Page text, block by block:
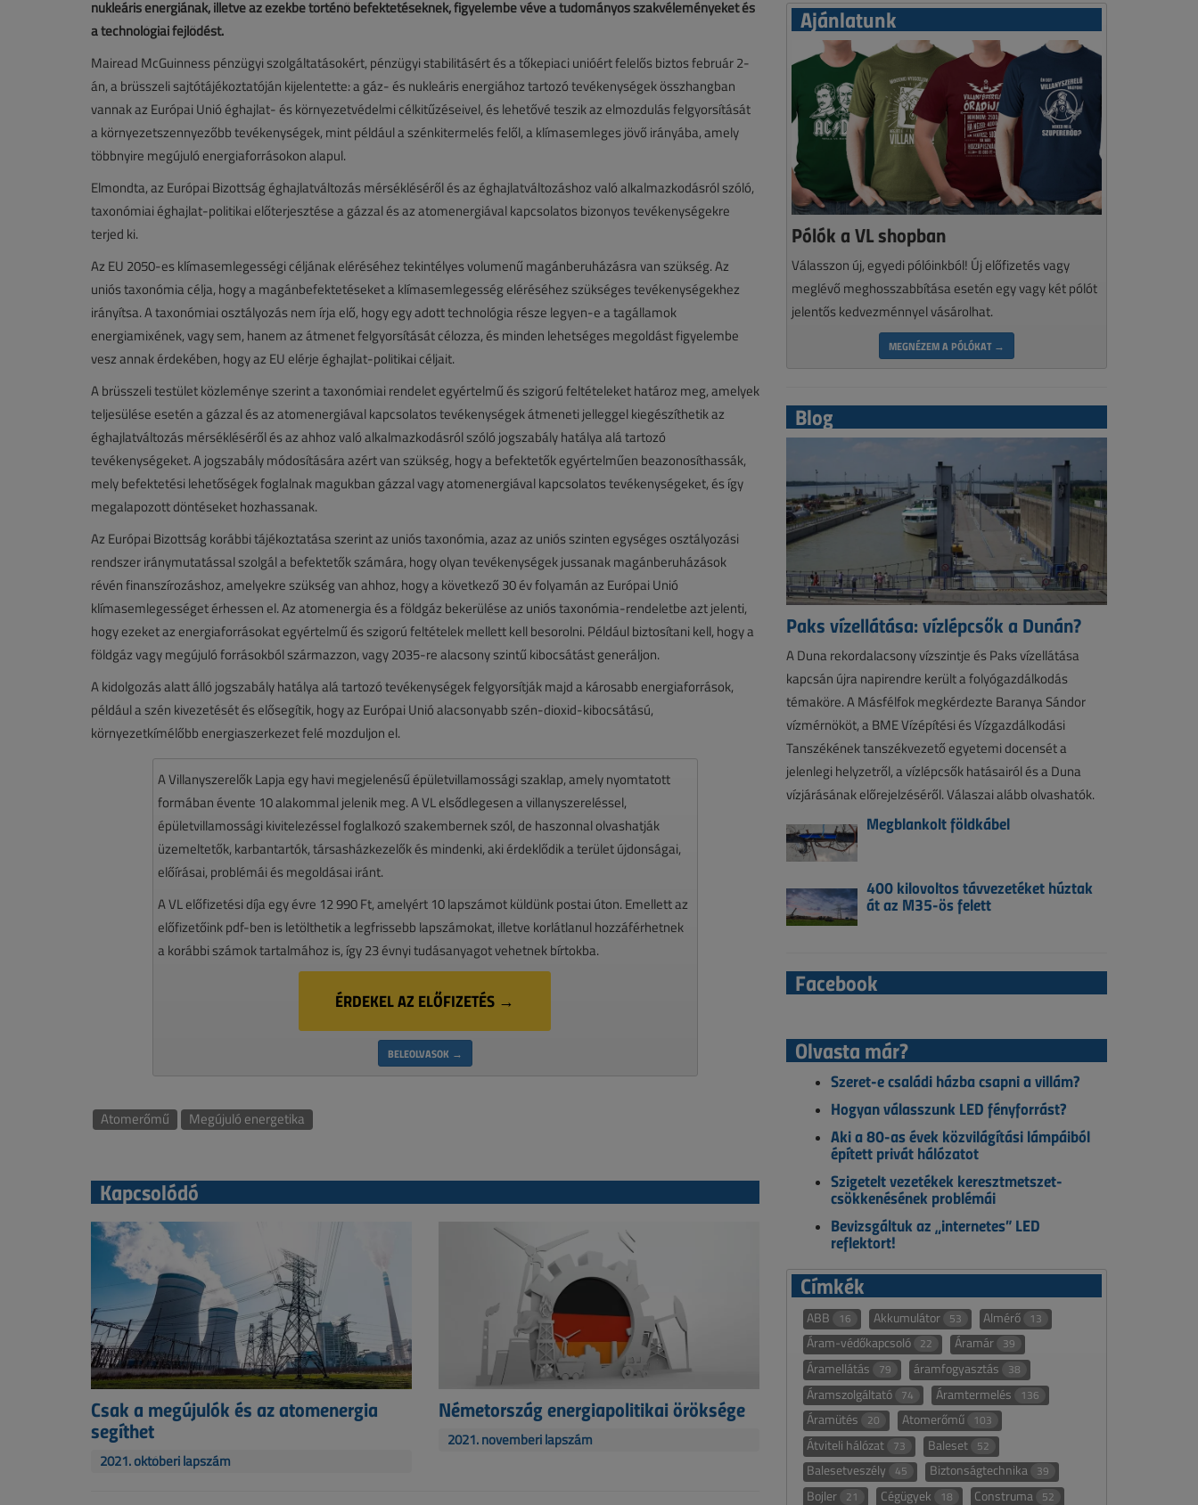
nukleáris energiának, illetve az ezekbe történő befektetéseknek, figyelembe véve a tudományos szakvéleményeket és
a technológiai fejlődést.
Mairead McGuinness pénzügyi szolgáltatásokért, pénzügyi stabilitásért és a tőkepiaci unióért felelős biztos február 2-
án, a brüsszeli sajtótájékoztatóján kijelentette: a gáz- és nukleáris energiához tartozó tevékenységek összhangban
vannak az Európai Unió éghajlat- és környezetvédelmi célkitűzéseivel, és lehetővé teszik az elmozdulás felgyorsítását
a környezetszennyezőbb tevékenységek, mint például a szénkitermelés felől, a klímasemleges jövő irányába, amely
többnyire megújuló energiaforrásokon alapul.
Elmondta, az Európai Bizottság éghajlatváltozás mérsékléséről és az éghajlatváltozáshoz való alkalmazkodásról szóló,
taxonómiai éghajlat-politikai előterjesztése a gázzal és az atomenergiával kapcsolatos bizonyos tevékenységekre
terjed ki.
Az EU 2050-es klímasemlegességi céljának eléréséhez tekintélyes volumenű magánberuházásra van szükség. Az
uniós taxonómia célja, hogy a magánbefektetéseket a klímasemlegesség eléréséhez szükséges tevékenységekhez
irányítsa. A taxonómiai osztályozás nem írja elő, hogy egy adott technológia része legyen-e a tagállamok
energiamixének, vagy sem, hanem az átmenet felgyorsítását célozza, és minden lehetséges megoldást figyelembe
vesz annak érdekében, hogy az EU elérje éghajlat-politikai céljait.
A brüsszeli testület közleménye szerint a taxonómiai rendelet egyértelmű és szigorú feltételeket határoz meg, amelyek
teljesülése esetén a gázzal és az atomenergiával kapcsolatos tevékenységek átmeneti jelleggel kiegészíthetik az
éghajlatváltozás mérsékléséről és az ahhoz való alkalmazkodásról szóló jogszabály hatálya alá tartozó
tevékenységeket. A jogszabály módosítására azért van szükség, hogy a befektetők egyértelműen beazonosíthassák,
mely befektetési lehetőségek foglalnak magukban gázzal vagy atomenergiával kapcsolatos tevékenységeket, és így
megalapozott döntéseket hozhassanak.
Az Európai Bizottság korábbi tájékoztatása szerint az uniós taxonómia, azaz az uniós szinten egységes osztályozási
rendszer iránymutatással szolgál a befektetők számára, hogy olyan tevékenységek jussanak magánberuházások
révén finanszírozáshoz, amelyekre szükség van ahhoz, hogy a következő 30 év folyamán az Európai Unió
klímasemlegességet érhessen el. Az atomenergia és a földgáz bekerülése az uniós taxonómia-rendeletbe azt jelenti,
hogy ezeket az energiaforrásokat egyértelmű és szigorú feltételek mellett kell besorolni. Például biztosítani kell, hogy a
földgáz vagy megújuló forrásokból származzon, vagy 2035-re alacsony szintű kibocsátást generáljon.
A kidolgozás alatt álló jogszabály hatálya alá tartozó tevékenységek felgyorsítják majd a károsabb energiaforrások,
például a szén kivezetését és elősegítik, hogy az Európai Unió alacsonyabb szén-dioxid-kibocsátású,
környezetkímélőbb energiaszerkezet felé mozduljon el.
A Villanyszerelők Lapja egy havi megjelenésű épületvillamossági szaklap, amely nyomtatott
formában évente 10 alakommal jelenik meg. A VL elsődlegesen a villanyszereléssel,
épületvillamossági kivitelezéssel foglalkozó szakembernek szól, de haszonnal olvashatják
üzemeltetők, karbantartók, társasházkezelők és mindenki, aki érdeklődik a terület újdonságai,
előírásai, problémái és megoldásai iránt.
A VL előfizetési díja egy évre 12 990 Ft, amelyért 10 lapszámot küldünk postai úton. Emellett az
előfizetőink pdf-ben is letölthetik a legfrissebb lapszámokat, illetve korlátlanul hozzáférhetnek
a korábbi számok tartalmához is, így 23 évnyi tudásanyagot vehetnek bírtokba.
ÉRDEKEL AZ ELŐFIZETÉS →
BELEOLVASOK →
Atomerőmű Megújuló energetika
Kapcsolódó
Csak a megújulók és az atomenergia
segíthet
2021. októberi lapszám
Németország energiapolitikai öröksége
2021. novemberi lapszám
Ajánlatunk
Pólók a VL shopban
Válasszon új, egyedi pólóinkból! Új előfizetés vagy
meglévő meghosszabbítása esetén egy vagy két pólót
jelentős kedvezménnyel vásárolhat.
MEGNÉZEM A PÓLÓKAT →
Blog
Paks vízellátása: vízlépcsők a Dunán?
A Duna rekordalacsony vízszintje és Paks vízellátása
kapcsán újra napirendre került a folyógazdálkodás
témaköre. A Másfélfok megkérdezte Baranya Sándor
vízmérnököt, a BME Vízépítési és Vízgazdálkodási
Tanszékének tanszékvezető egyetemi docensét a
jelenlegi helyzetről, a vízlépcsők hatásairól és a Duna
vízjárásának előrejelzéséről. Válaszai alább olvashatók.
Megblankolt földkábel
400 kilovoltos távvezetéket húztak
át az M35-ös felett
Facebook
Olvasta már?
Szeret-e családi házba csapni a villám?
Hogyan válasszunk LED fényforrást?
Aki a 80-as évek közvilágítási lámpáiból
épített privát hálózatot
Szigetelt vezetékek keresztmetszet-
csökkenésének problémái
Bevizsgáltuk az „internetes” LED
reflektort!
Címkék
ABB 16 Akkumulátor 53 Almérő 13
Áram-védőkapcsoló 22 Áramár 39
Áramellátás 79 áramfogyasztás 38
Áramszolgáltató 74 Áramtermelés 136
Áramütés 20 Atomerőmű 103
Átviteli hálózat 73 Baleset 52
Balesetveszély 45 Biztonságtechnika 39
Bojler 21 Cégügyek 18 Construma 52